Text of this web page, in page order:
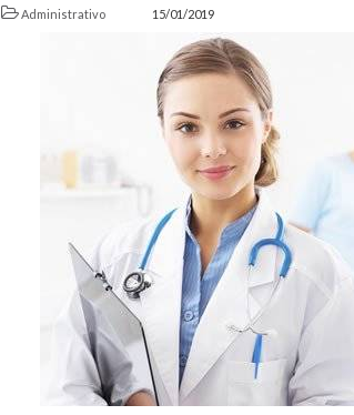
Administrativo 15/01/2019